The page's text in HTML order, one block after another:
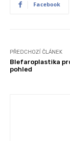
Facebook
PŘEDCHOZÍ ČLÁNEK
Blefaroplastika
pohled